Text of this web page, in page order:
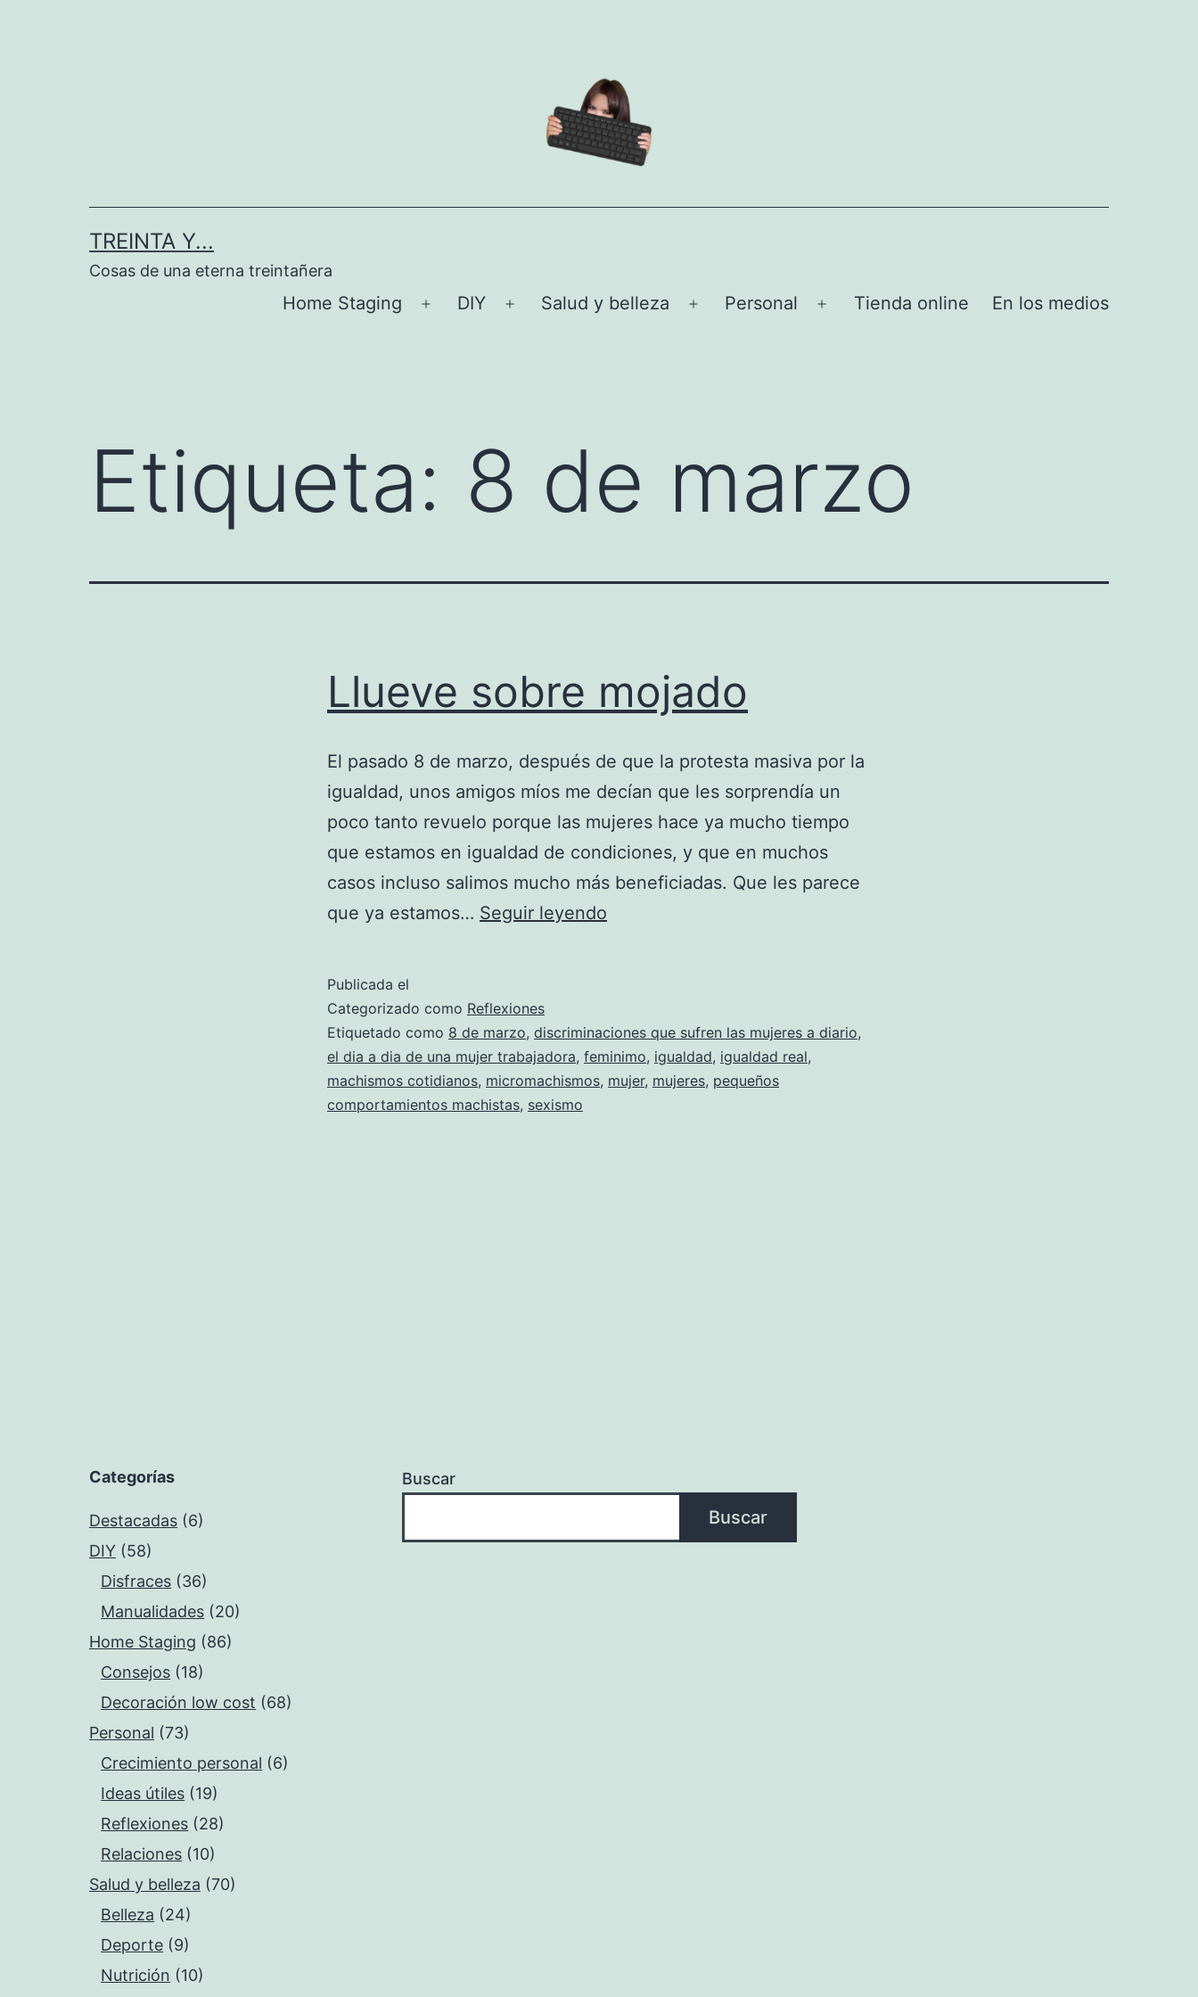
TREINTA Y...
Cosas de una eterna treintañera
Home Staging
Abrir
DIY
Abrir
Salud y belleza
Abrir
Personal
Abrir
Tienda online En los medios
Etiqueta: 8 de marzo
Llueve sobre mojado
El pasado 8 de marzo, después de que la protesta masiva por la
igualdad, unos amigos míos me decían que les sorprendía un
poco tanto revuelo porque las mujeres hace ya mucho tiempo
que estamos en igualdad de condiciones, y que en muchos
casos incluso salimos mucho más beneficiadas. Que les parece
que ya estamos… Seguir leyendo
Publicada el
Categorizado como Reflexiones
Etiquetado como 8 de marzo, discriminaciones que sufren las mujeres a diario,
el dia a dia de una mujer trabajadora, feminimo, igualdad, igualdad real,
machismos cotidianos, micromachismos, mujer, mujeres, pequeños
comportamientos machistas, sexismo
Categorías
Destacadas (6)
DIY (58)
Disfraces (36)
Manualidades (20)
Home Staging (86)
Consejos (18)
Decoración low cost (68)
Personal (73)
Crecimiento personal (6)
Ideas útiles (19)
Reflexiones (28)
Relaciones (10)
Salud y belleza (70)
Belleza (24)
Deporte (9)
Nutrición (10)
Buscar
Buscar